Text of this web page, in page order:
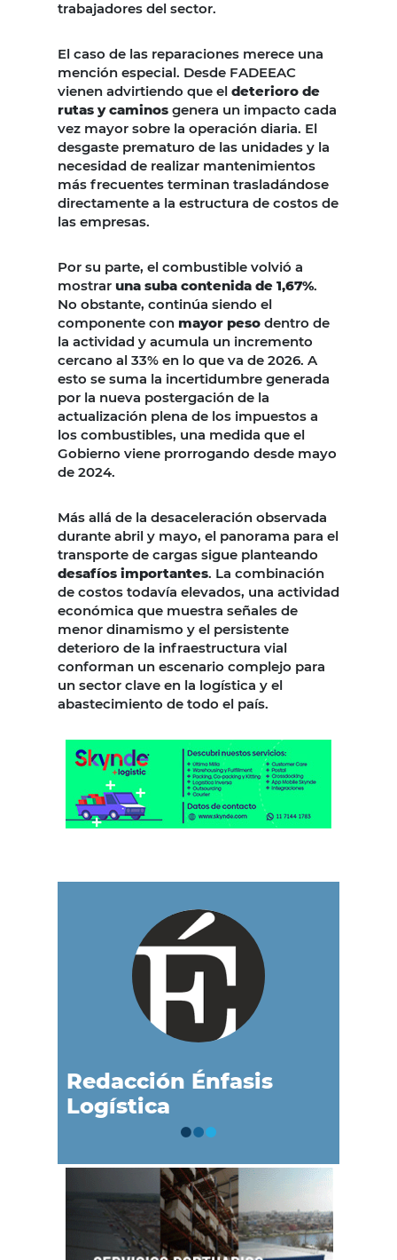
trabajadores del sector.
El caso de las reparaciones merece una
mención especial. Desde FADEEAC
vienen advirtiendo que el deterioro de
rutas y caminos genera un impacto cada
vez mayor sobre la operación diaria. El
desgaste prematuro de las unidades y la
necesidad de realizar mantenimientos
más frecuentes terminan trasladándose
directamente a la estructura de costos de
las empresas.
Por su parte, el combustible volvió a
mostrar una suba contenida de 1,67%.
No obstante, continúa siendo el
componente con mayor peso dentro de
la actividad y acumula un incremento
cercano al 33% en lo que va de 2026. A
esto se suma la incertidumbre generada
por la nueva postergación de la
actualización plena de los impuestos a
los combustibles, una medida que el
Gobierno viene prorrogando desde mayo
de 2024.
Más allá de la desaceleración observada
durante abril y mayo, el panorama para el
transporte de cargas sigue planteando
desafíos importantes. La combinación
de costos todavía elevados, una actividad
económica que muestra señales de
menor dinamismo y el persistente
deterioro de la infraestructura vial
conforman un escenario complejo para
un sector clave en la logística y el
abastecimiento de todo el país.
Redacción Énfasis
Logística